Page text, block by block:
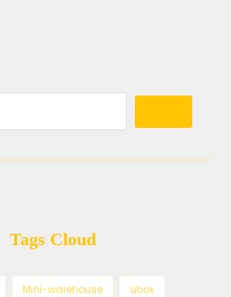
Tags Cloud
Mini-warehouse ubox